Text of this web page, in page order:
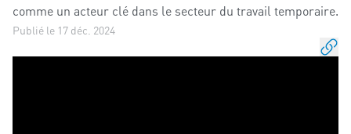
comme un acteur clé dans le secteur du travail temporaire.
Publié le 17 déc. 2024